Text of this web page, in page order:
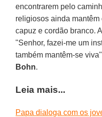
encontrarem pelo
religiosos ainda mantêm
capuz e cordão branco.
"Senhor, fazei-me um
também mantêm-se
Bohn.
Leia mais...
Papa dialoga com os